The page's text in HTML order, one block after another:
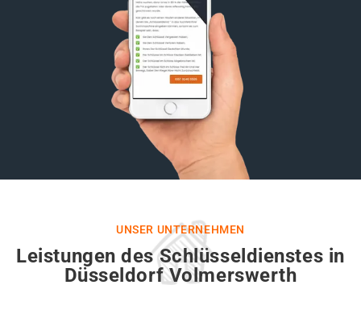
UNSER UNTERNEHMEN
Leistungen des Schlüsseldienstes in
Düsseldorf Volmerswerth